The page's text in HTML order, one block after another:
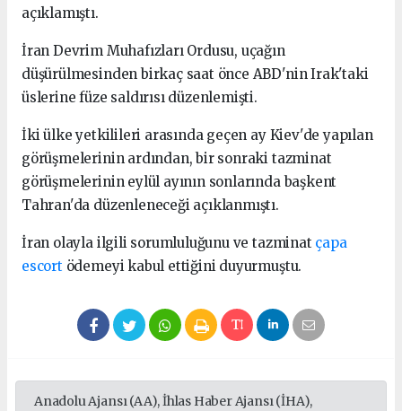
açıklamıştı.
İran Devrim Muhafızları Ordusu, uçağın
düşürülmesinden birkaç saat önce ABD'nin Irak'taki
üslerine füze saldırısı düzenlemişti.
İki ülke yetkilileri arasında geçen ay Kiev'de yapılan
görüşmelerinin ardından, bir sonraki tazminat
görüşmelerinin eylül ayının sonlarında başkent
Tahran'da düzenleneceği açıklanmıştı.
İran olayla ilgili sorumluluğunu ve tazminat çapa
escort ödemeyi kabul ettiğini duyurmuştu.
Anadolu Ajansı (AA), İhlas Haber Ajansı (İHA),